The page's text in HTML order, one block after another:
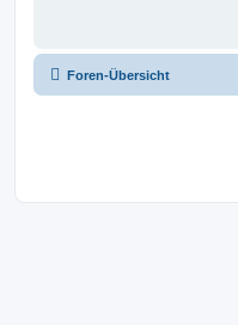
Foren-Übersicht